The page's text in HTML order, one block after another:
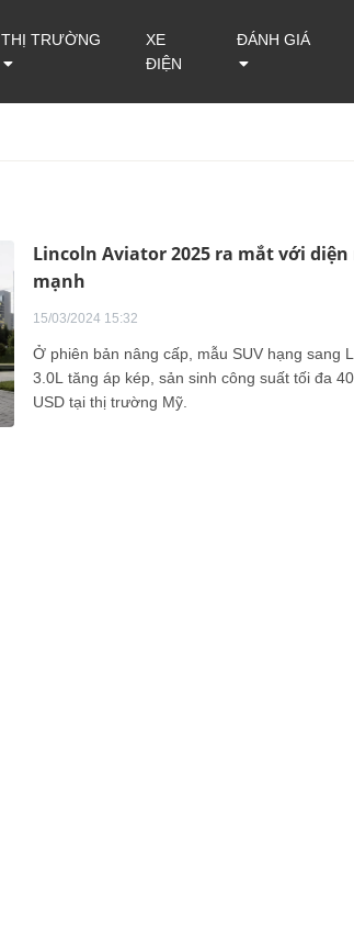
THỊ TRƯỜNG
XE
ĐIỆN
ĐÁNH GIÁ
Lincoln Aviator 2025 ra mắt với
mạnh
15/03/2024 15:32
Ở phiên bản nâng cấp, mẫu SUV hạng sang
3.0L tăng áp kép, sản sinh công suất tối đa
USD tại thị trường Mỹ.